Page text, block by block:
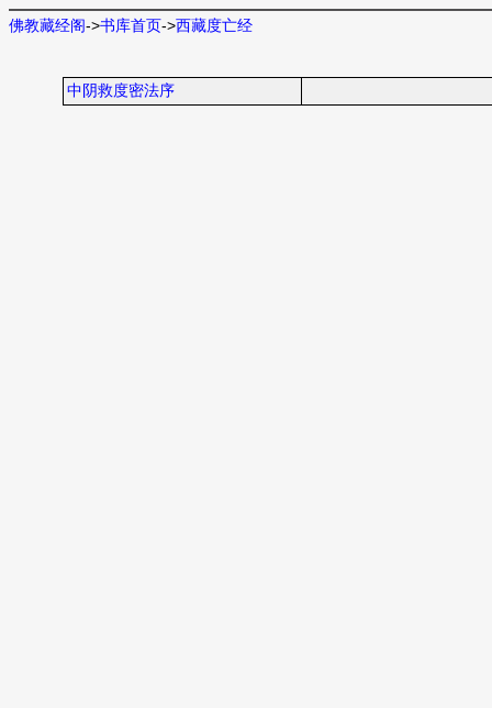
佛教藏经阁->书库首页->西藏度亡经
中阴救度密法序